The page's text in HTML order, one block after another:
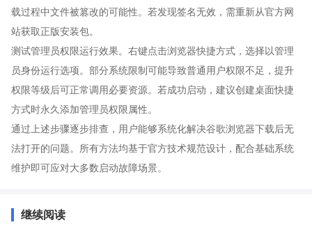
载过程中文件被篡改的可能性。若发现签名无效，需重新从官方网
站获取正版安装包。
测试管理员权限运行效果。右键点击浏览器快捷方式，选择以管理
员身份运行选项。部分系统限制可能导致普通用户权限不足，提升
权限等级后可正常调用必要资源。若成功启动，建议创建桌面快捷
方式时永久添加管理员权限属性。
通过上述步骤逐步排查，用户能够系统化解决谷歌浏览器下载后无
法打开的问题。所有方法均基于官方技术规范设计，配合基础系统
维护即可应对大多数启动故障场景。
继续阅读